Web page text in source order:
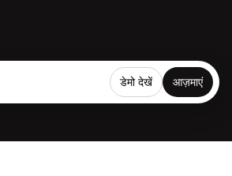
डेमो देखें आज़माएं